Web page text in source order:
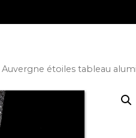
étoiles tableau